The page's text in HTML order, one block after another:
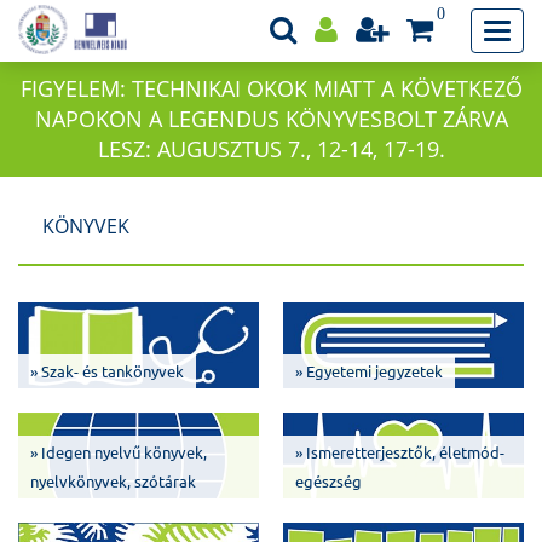
0
FIGYELEM: TECHNIKAI OKOK MIATT A KÖVETKEZŐ
NAPOKON A LEGENDUS KÖNYVESBOLT ZÁRVA
LESZ: AUGUSZTUS 7., 12-14, 17-19.
KÖNYVEK
» Szak- és tankönyvek » Egyetemi jegyzetek
» Idegen nyelvű könyvek,
nyelvkönyvek, szótárak
» Ismeretterjesztők, életmód-
egészség